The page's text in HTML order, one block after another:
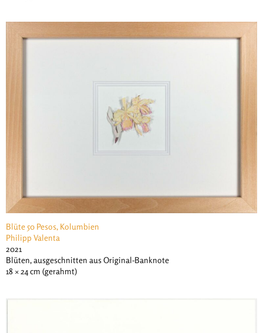
Blüte 50 Pesos, Kolumbien
Philipp Valenta
2021
Blüten, ausgeschnitten aus Original-Banknote
18 × 24 cm (gerahmt)